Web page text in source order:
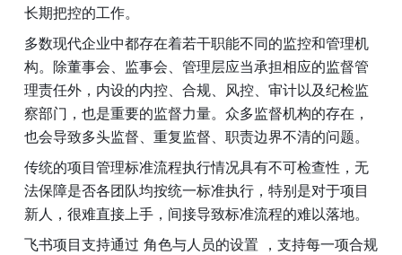
长期把控的工作。
多数现代企业中都存在着若干职能不同的监控和管理机
构。除董事会、监事会、管理层应当承担相应的监督管
理责任外，内设的内控、合规、风控、审计以及纪检监
察部门，也是重要的监督力量。众多监督机构的存在，
也会导致多头监督、重复监督、职责边界不清的问题。
传统的项目管理标准流程执行情况具有不可检查性，无
法保障是否各团队均按统一标准执行，特别是对于项目
新人，很难直接上手，间接导致标准流程的难以落地。
飞书项目支持通过 角色与人员的设置 ，支持每一项合规